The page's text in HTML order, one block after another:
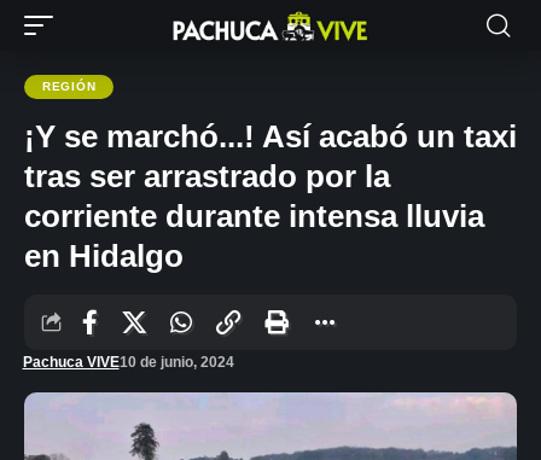
REGIÓN
¡Y se marchó...! Así acabó un taxi
tras ser arrastrado por la
corriente durante intensa lluvia
en Hidalgo
Pachuca VIVE10 de junio, 2024